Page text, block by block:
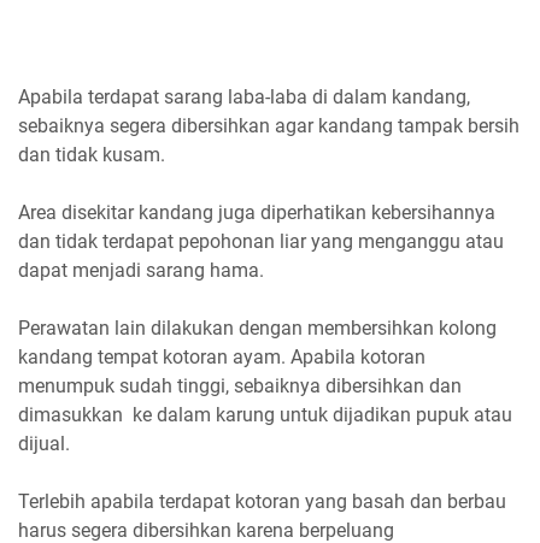
Apabila terdapat sarang laba-laba di dalam kandang,
sebaiknya segera dibersihkan agar kandang tampak bersih
dan tidak kusam.
Area disekitar kandang juga diperhatikan kebersihannya
dan tidak terdapat pepohonan liar yang menganggu atau
dapat menjadi sarang hama.
Perawatan lain dilakukan dengan membersihkan kolong
kandang tempat kotoran ayam. Apabila kotoran
menumpuk sudah tinggi, sebaiknya dibersihkan dan
dimasukkan ke dalam karung untuk dijadikan pupuk atau
dijual.
Terlebih apabila terdapat kotoran yang basah dan berbau
harus segera dibersihkan karena berpeluang